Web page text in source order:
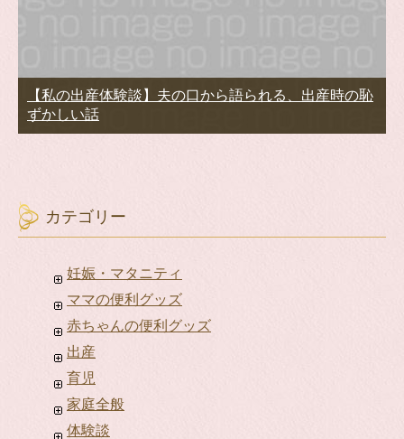
【私の出産体験談】夫の口から語られる、出産時の恥
ずかしい話
カテゴリー
妊娠・マタニティ
ママの便利グッズ
赤ちゃんの便利グッズ
出産
育児
家庭全般
体験談